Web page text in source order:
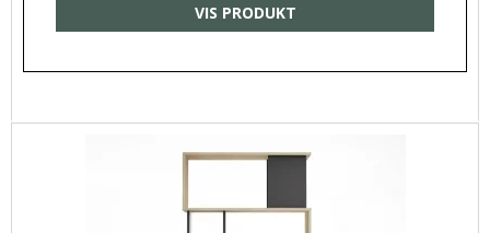
VIS PRODUKT